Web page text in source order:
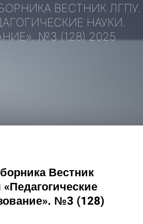
ВЕСТНИК ЛГПУ.
НАУКИ.
№3 (128) 2025
Вестник
№3 (128)